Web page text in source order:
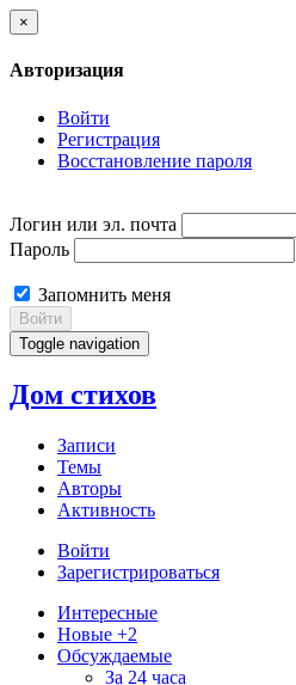
×
Авторизация
Войти
Регистрация
Восстановление пароля
Логин или эл. почта
Пароль
Запомнить меня
Войти
Toggle navigation
Дом стихов
Записи
Темы
Авторы
Активность
Войти
Зарегистрироваться
Интересные
Новые +2
Обсуждаемые
За 24 часа